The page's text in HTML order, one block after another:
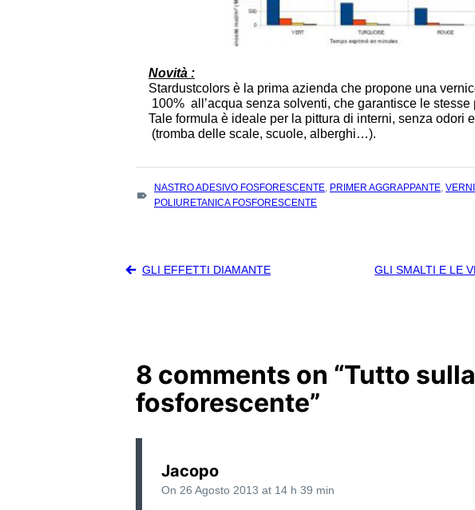
Novità :
Stardustcolors è la prima azienda che propone una
100% all’acqua senza solventi, che garantisce le stesse
Tale formula è ideale per la pittura di interni, senza odori
(tromba delle scale, scuole, alberghi…).
TAGS
:
NASTRO ADESIVO FOSFORESCENTE, PRIMER AGGRAPPANTE,
POLIURETANICA FOSFORESCENTE
articoli
GLI EFFETTI DIAMANTE GLI SMALTI E LE
8 comments on “Tutto
fosforescente”
Jacopo
On 26 Agosto 2013 at 14 h 39 min